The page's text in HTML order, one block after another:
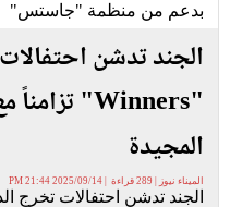
بدعم من منظمة "جاستس"
الجند تدشن
المجيدة
الميناء نيوز | 289 قراءة | 2025/09/14 21:44 PM